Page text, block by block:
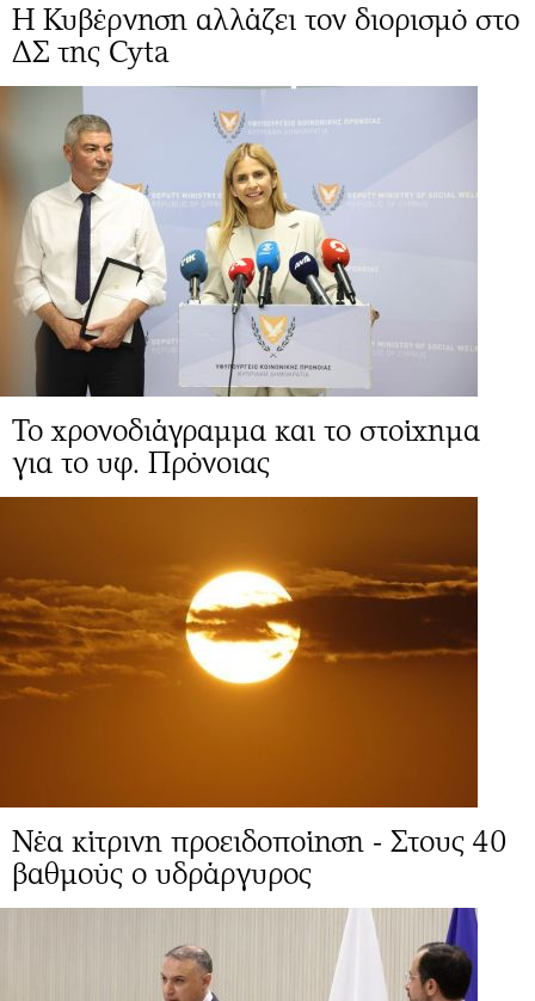
Η Κυβέρνηση αλλάζει τον διορισμό στο
ΔΣ της Cyta
Το χρονοδιάγραμμα και το στοίχημα
για το υφ. Πρόνοιας
Νέα κίτρινη προειδοποίηση - Στους 40
βαθμούς ο υδράργυρος